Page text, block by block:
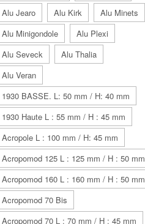
Alu Jearo
Alu Kirk
Alu Minets
Alu Minigondole
Alu Plexi
Alu Seveck
Alu Thalia
Alu Veran
1930 BASSE. L: 50 mm / H: 40 mm
1930 Haute L : 55 mm / H : 45 mm
Acropole L : 100 mm / H: 45 mm
Acropomod 125 L : 125 mm / H : 50 mm
Acropomod 160 L : 160 mm / H : 50 mm
Acropomod 70 Bis
Acropomod 70 L : 70 mm / H : 45 mm